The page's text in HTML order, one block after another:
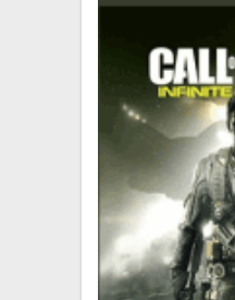
XZONE KLUB
TCG & BOARDGAME
VÝKUP HER (BAZAR)